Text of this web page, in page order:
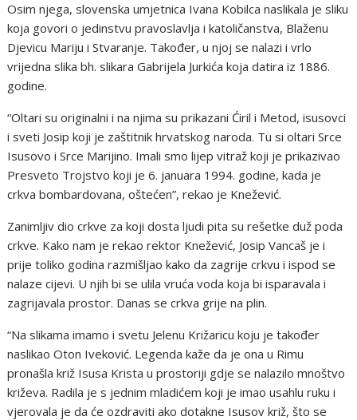
Osim njega, slovenska umjetnica Ivana Kobilca naslikala je sliku
koja govori o jedinstvu pravoslavlja i katoličanstva, Blaženu
Djevicu Mariju i Stvaranje. Također, u njoj se nalazi i vrlo
vrijedna slika bh. slikara Gabrijela Jurkića koja datira iz 1886.
godine.
“Oltari su originalni i na njima su prikazani Ćiril i Metod, isusovci
i sveti Josip koji je zaštitnik hrvatskog naroda. Tu si oltari Srce
Isusovo i Srce Marijino. Imali smo lijep vitraž koji je prikazivao
Presveto Trojstvo koji je 6. januara 1994. godine, kada je
crkva bombardovana, oštećen”, rekao je Knežević.
Zanimljiv dio crkve za koji dosta ljudi pita su rešetke duž poda
crkve. Kako nam je rekao rektor Knežević, Josip Vancaš je i
prije toliko godina razmišljao kako da zagrije crkvu i ispod se
nalaze cijevi. U njih bi se ulila vruća voda koja bi isparavala i
zagrijavala prostor. Danas se crkva grije na plin.
“Na slikama imamo i svetu Jelenu Križaricu koju je također
naslikao Oton Iveković. Legenda kaže da je ona u Rimu
pronašla križ Isusa Krista u prostoriji gdje se nalazilo mnoštvo
križeva. Radila je s jednim mladićem koji je imao usahlu ruku i
vjerovala je da će ozdraviti ako dotakne Isusov križ, što se